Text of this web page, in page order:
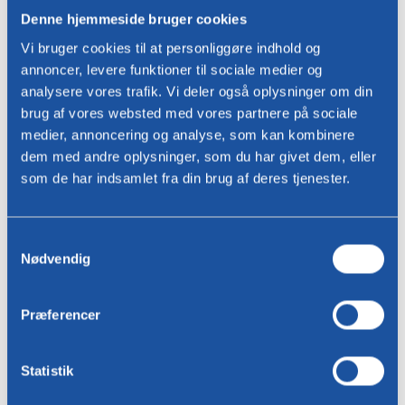
Denne hjemmeside bruger cookies
Vi bruger cookies til at personliggøre indhold og
annoncer, levere funktioner til sociale medier og
analysere vores trafik. Vi deler også oplysninger om din
brug af vores websted med vores partnere på sociale
medier, annoncering og analyse, som kan kombinere
dem med andre oplysninger, som du har givet dem, eller
som de har indsamlet fra din brug af deres tjenester.
Nødvendig
Præferencer
Statistik
stilen til din indretning. Derudover tilbyder Bree's New World den
høje Ace II-F barstol og spisestuestolen Ace II-F, så du kan skabe et
ensartet udseende i din spiseplads.
Se vores barstole
Fordele ved barstole i
Køkkenø-barstole bliver mere og mere populære og gør køkkenet
mad og snakker med andre. Dette gør ofte køkkenet til hjemmets
sociale hjerte. Du kan sidde komfortabelt ned uden at skulle glide